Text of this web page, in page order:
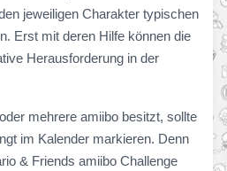
jeweiligen Charakter typischen
Erst mit deren Hilfe können die
Herausforderung in der
mehrere amiibo besitzt, sollte
im Kalender markieren. Denn
& Friends amiibo Challenge